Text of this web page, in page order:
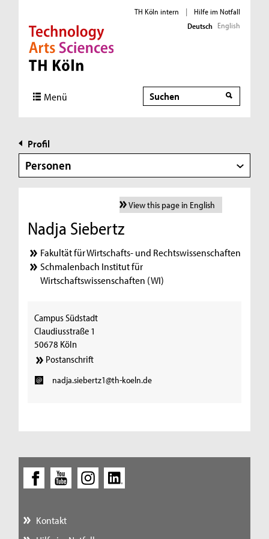
Direkt zur Hauptnavigation
Direkt zur Subnavigation
Direkt zum Inhalt
Direkt zum Fußbereich
TH Köln intern |
Hilfe im Notfall
Deutsch English
Menü Suche
Profil
Personen
View this page in English
Nadja Siebertz
Fakultät für Wirtschafts- und Rechtswissenschaften
Schmalenbach Institut für
Wirtschaftswissenschaften (WI)
Campus Südstadt
Claudiusstraße 1
50678 Köln
Postanschrift
nadja.siebertz1@th-koeln.de
Kontakt